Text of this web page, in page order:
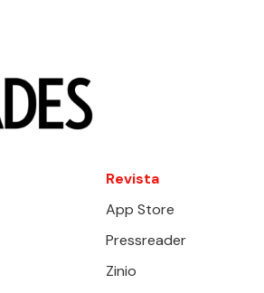
Revista
App Store
Pressreader
Zinio